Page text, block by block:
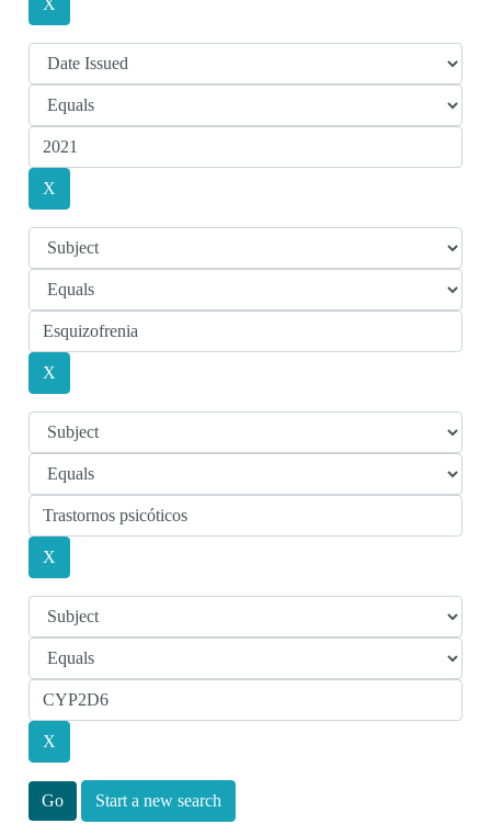
Start a new search